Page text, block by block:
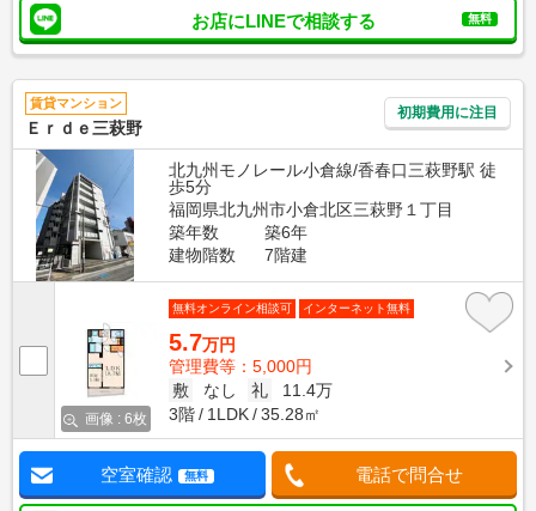
お店にLINEで相談する 無料
賃貸マンション
Ｅｒｄｅ三萩野
初期費用に注目
北九州モノレール小倉線/香春口三萩野駅 徒
歩5分
福岡県北九州市小倉北区三萩野１丁目
築年数
築6年
建物階数
7階建
画像 : 6枚
無料オンライン相談可 インターネット無料
5.7万円
管理費等：5,000円
敷
なし 礼
11.4万
3階
1LDK 35.28㎡
空室確認 無料 電話で問合せ